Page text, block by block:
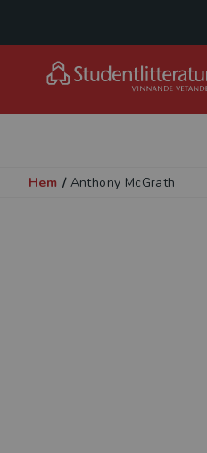
Hem / Anthony McGrath